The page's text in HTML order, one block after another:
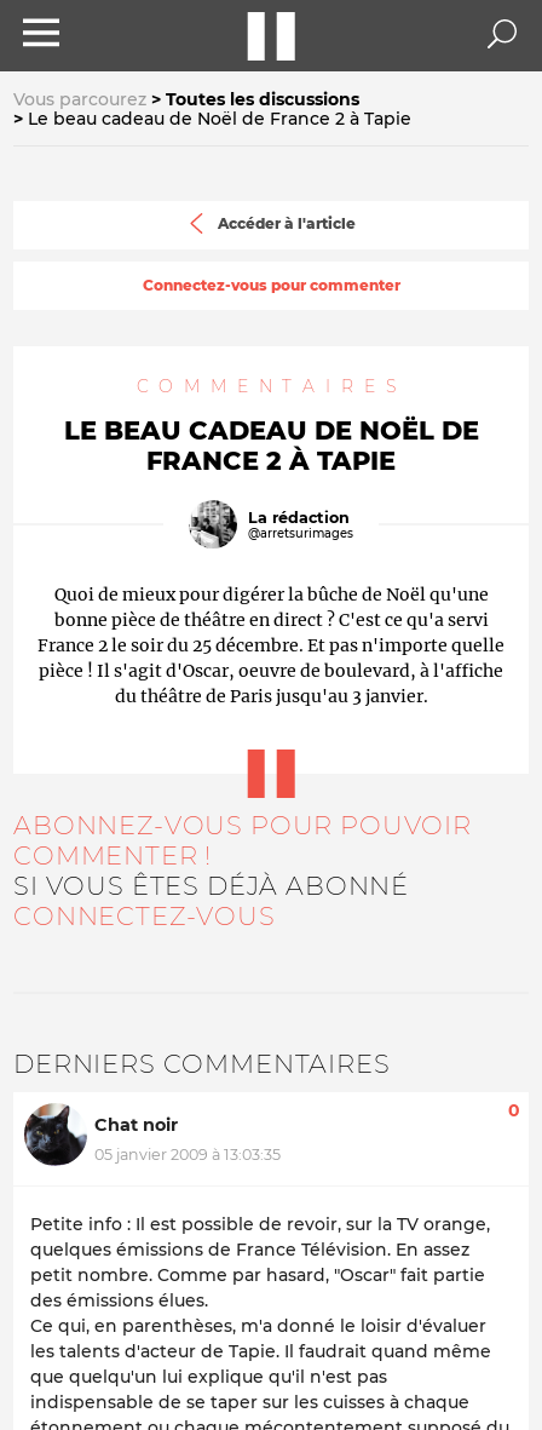
Vous parcourez
Toutes les discussions
Le beau cadeau de Noël de France 2 à Tapie
Accéder à l'article
Connectez-vous pour commenter
COMMENTAIRES
LE BEAU CADEAU DE NOËL DE
FRANCE 2 À TAPIE
La rédaction
@arretsurimages
Quoi de mieux pour digérer la bûche de Noël qu'une
bonne pièce de théâtre en direct ? C'est ce qu'a servi
France 2 le soir du 25 décembre. Et pas n'importe quelle
pièce ! Il s'agit d'Oscar, oeuvre de boulevard, à l'affiche
du théâtre de Paris jusqu'au 3 janvier.
ABONNEZ-VOUS POUR POUVOIR
COMMENTER !
SI VOUS ÊTES DÉJÀ ABONNÉ
CONNECTEZ-VOUS
DERNIERS COMMENTAIRES
Chat noir
05 janvier 2009 à 13:03:35
0
Petite info : Il est possible de revoir, sur la TV orange,
quelques émissions de France Télévision. En assez
petit nombre. Comme par hasard, "Oscar" fait partie
des émissions élues.
Ce qui, en parenthèses, m'a donné le loisir d'évaluer
les talents d'acteur de Tapie. Il faudrait quand même
que quelqu'un lui explique qu'il n'est pas
indispensable de se taper sur les cuisses à chaque